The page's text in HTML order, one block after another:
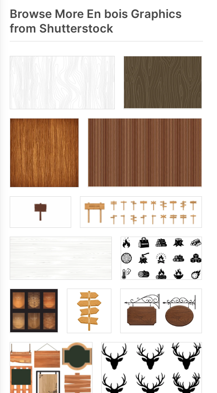
Browse More En bois Graphics
from Shutterstock